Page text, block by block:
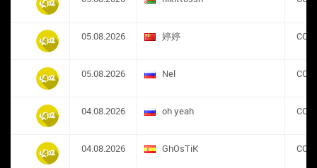
05.08.2026 婷婷
05.08.2026 Nel
04.08.2026 oh yeah
04.08.2026 GhOsTiK